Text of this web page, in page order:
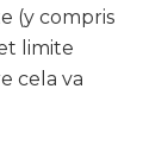
(y compris
limite
cela va